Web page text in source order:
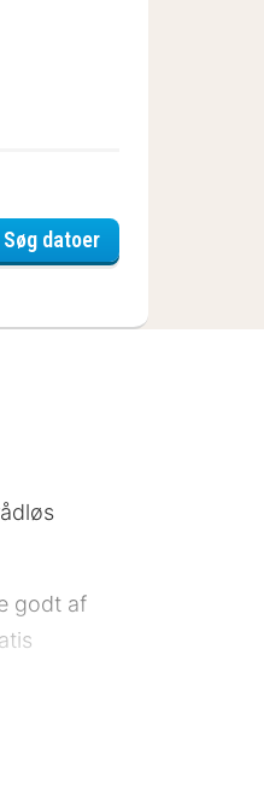
Søg datoerTrosa Stadshotell
godt af